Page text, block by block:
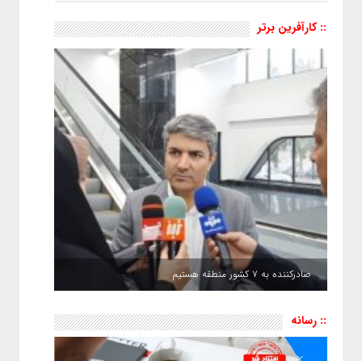
:: کارآفرین برتر
صادرکننده به ۷ کشور منطقه هستیم
:: رسانه